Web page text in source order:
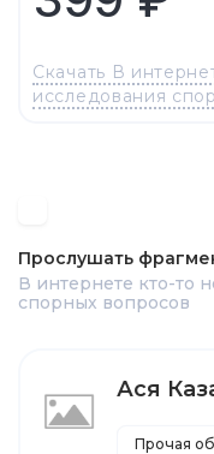
Скачать В
исследования
Прослушать
В интернете кто-то
спорных вопросов
Ася